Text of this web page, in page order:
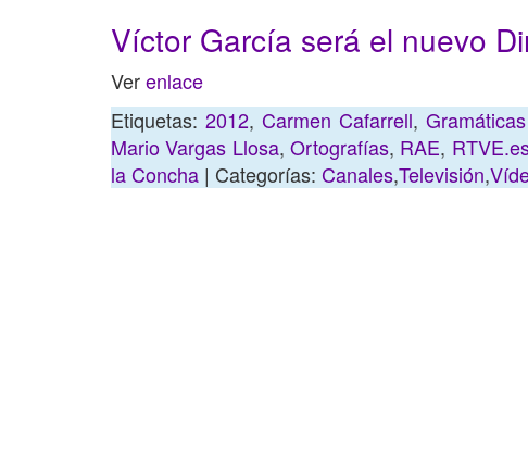
Víctor García será el nuevo
Verenlace
Etiquetas: 2012, Carmen Cafarrell,
Mario Vargas Llosa,Ortografías, RAE,
la Concha | Categorías: Canales,Televisión,